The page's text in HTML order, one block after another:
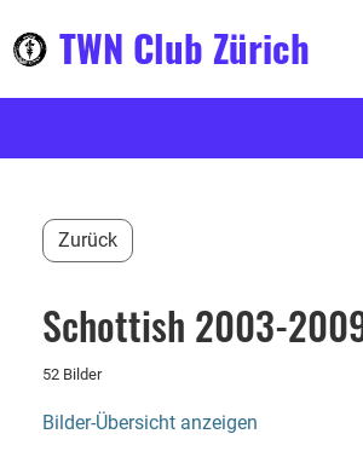
TWN Club Zürich
Zurück
Schottish 2003-
52 Bilder
Bilder-Übersicht anzeigen